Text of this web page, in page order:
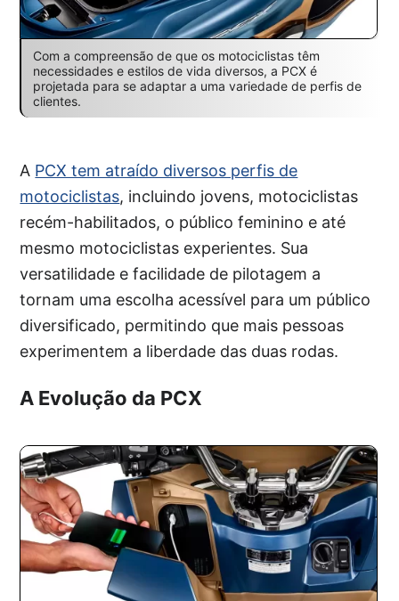
Com a compreensão de que os motociclistas têm
necessidades e estilos de vida diversos, a PCX é
projetada para se adaptar a uma variedade de perfis de
clientes.
A PCX tem atraído diversos perfis de
motociclistas, incluindo jovens, motociclistas
recém-habilitados, o público feminino e até
mesmo motociclistas experientes. Sua
versatilidade e facilidade de pilotagem a
tornam uma escolha acessível para um público
diversificado, permitindo que mais pessoas
experimentem a liberdade das duas rodas.
A Evolução da PCX